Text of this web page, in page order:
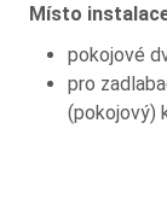
Místo
pokojové
pro
(pokojový)